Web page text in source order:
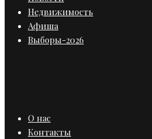
Недвижимость
Афиша
Выборы-2026
О нас
Контакты